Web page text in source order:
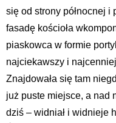
się od strony północnej i
fasadę kościoła
piaskowca w formie
najciekawszy i
Znajdowała się tam
już puste miejsce, a nad
dziś – widniał i widnieje